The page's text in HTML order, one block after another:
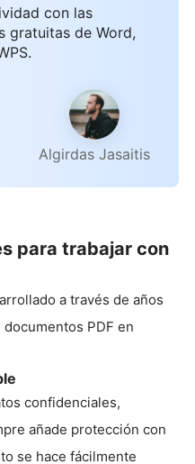
con las
gratuitas de Word,
Algirdas Jasaitis
para trabajar con
a través de años
PDF en
confidenciales,
añade protección con
se hace fácilmente